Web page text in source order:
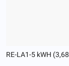
RE-LA1-5 kWH